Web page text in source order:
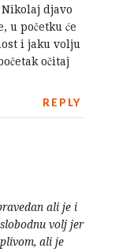
djavo
u početku će
i jaku volju
očitaj
REPLY
ali je i
volj jer
ali je